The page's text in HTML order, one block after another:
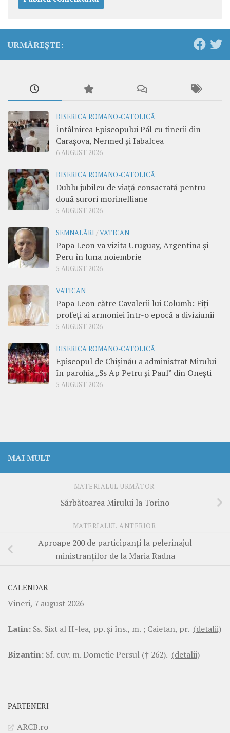
URMĂREȘTE:
BISERICA ROMANO-CATOLICĂ
Întâlnirea Episcopului Pál cu tinerii din
Carașova, Nermed și Iabalcea
6 AUGUST 2026
BISERICA ROMANO-CATOLICĂ
Dublu jubileu de viață consacrată pentru
două surori morinelliane
5 AUGUST 2026
SEMNALĂRI /VATICAN
Papa Leon va vizita Uruguay, Argentina și
Peru în luna noiembrie
5 AUGUST 2026
VATICAN
Papa Leon către Cavalerii lui Columb: Fiți
profeți ai armoniei într-o epocă a diviziunii
5 AUGUST 2026
BISERICA ROMANO-CATOLICĂ
Episcopul de Chișinău a administrat Mirului
în parohia „Ss Ap Petru și Paul” din Onești
5 AUGUST 2026
MAI MULT
MATERIALUL URMĂTOR
Sărbătoarea Mirului la Torino
MATERIALUL ANTERIOR
Aproape 200 de participanți la pelerinajul
ministranților de la Maria Radna
CALENDAR
Vineri, 7 august 2026
Latin: Ss. Sixt al II-lea, pp. şi îns., m. ; Caietan, pr. (detalii)
Bizantin: Sf. cuv. m. Dometie Persul († 262). (detalii)
PARTENERI
ARCB.ro